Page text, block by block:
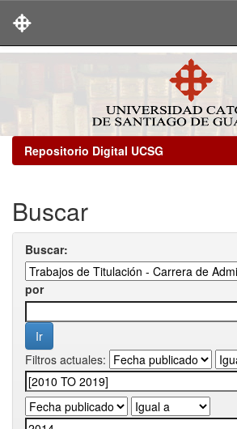
Repositorio Digital UCSG
Buscar
Buscar:
por
Filtros actuales: